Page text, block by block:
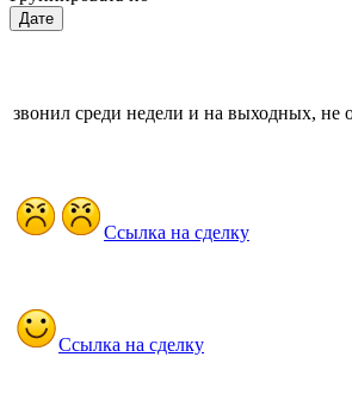
Дате
звонил среди недели и на выходных, не
Ссылка на сделку
Ссылка на сделку